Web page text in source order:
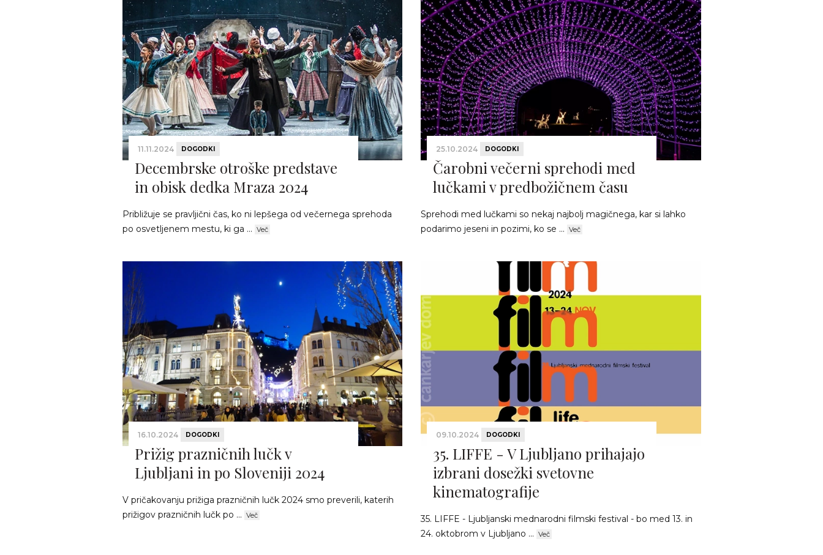
11.11.2024 DOGODKI
Decembrske otroške predstave
in obisk dedka Mraza 2024
Približuje se pravljični čas, ko ni lepšega od večernega sprehoda
po osvetljenem mestu, ki ga ... Več
25.10.2024 DOGODKI
Čarobni večerni sprehodi med
lučkami v predbožičnem času
Sprehodi med lučkami so nekaj najbolj magičnega, kar si lahko
podarimo jeseni in pozimi, ko se ... Več
16.10.2024 DOGODKI
Prižig prazničnih lučk v
Ljubljani in po Sloveniji 2024
V pričakovanju prižiga prazničnih lučk 2024 smo preverili, katerih
prižigov prazničnih lučk po ... Več
09.10.2024 DOGODKI
35. LIFFE - V Ljubljano prihajajo
izbrani dosežki svetovne
kinematografije
35. LIFFE - Ljubljanski mednarodni filmski festival - bo med 13. in
24. oktobrom v Ljubljano ... Več